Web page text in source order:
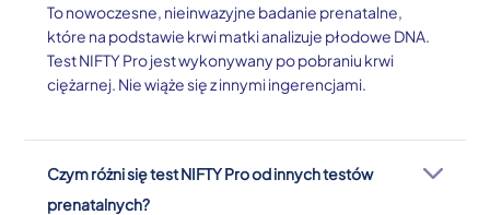
To nowoczesne, nieinwazyjne badanie prenatalne,
które na podstawie krwi matki analizuje płodowe DNA.
Test NIFTY Pro jest wykonywany po pobraniu krwi
ciężarnej. Nie wiąże się z innymi ingerencjami.
Czym różni się test NIFTY Pro od innych testów
prenatalnych?